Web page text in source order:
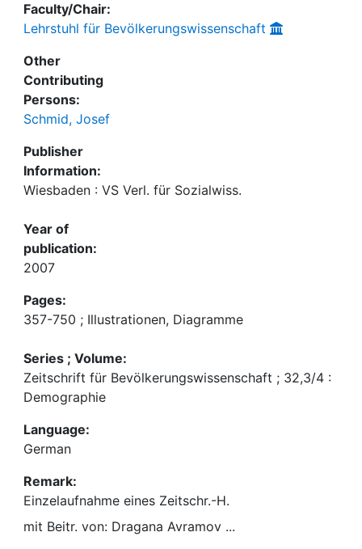
Faculty/Chair:
Lehrstuhl für Bevölkerungswissenschaft
Other
Contributing
Persons:
Schmid, Josef
Publisher
Information:
Wiesbaden : VS Verl. für Sozialwiss.
Year of
publication:
2007
Pages:
357-750 ; Illustrationen, Diagramme
Series ; Volume:
Zeitschrift für Bevölkerungswissenschaft ; 32,3/4 :
Demographie
Language:
German
Remark:
Einzelaufnahme eines Zeitschr.-H.
mit Beitr. von: Dragana Avramov ...